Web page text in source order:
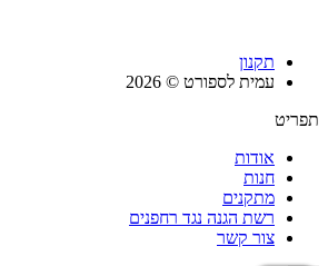
תקנון
עמית לספורט © 2026
תפריט
אודות
חנות
מתקנים
רשת הגנה נגד רחפנים
צור קשר